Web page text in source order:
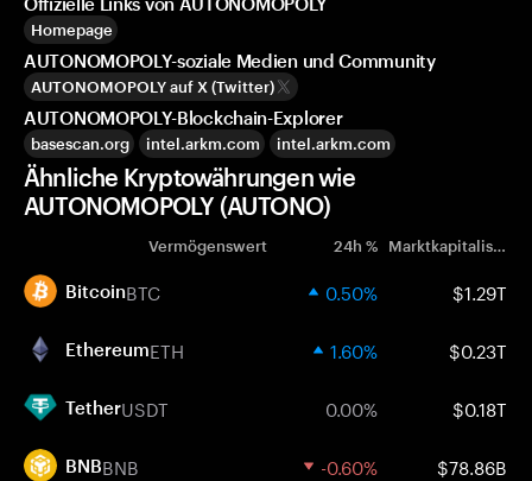
Homepage
AUTONOMOPOLY-soziale Medien und Community
AUTONOMOPOLY auf X (Twitter)
AUTONOMOPOLY-Blockchain-Explorer
basescan.org intel.arkm.com intel.arkm.com
Ähnliche Kryptowährungen wie
AUTONOMOPOLY (AUTONO)
Vermögenswert 24h % Marktkapitalisierung
BitcoinBTC 0.50% $1.29T
EthereumETH 1.60% $0.23T
TetherUSDT 0.00% $0.18T
BNBBNB -0.60% $78.86B